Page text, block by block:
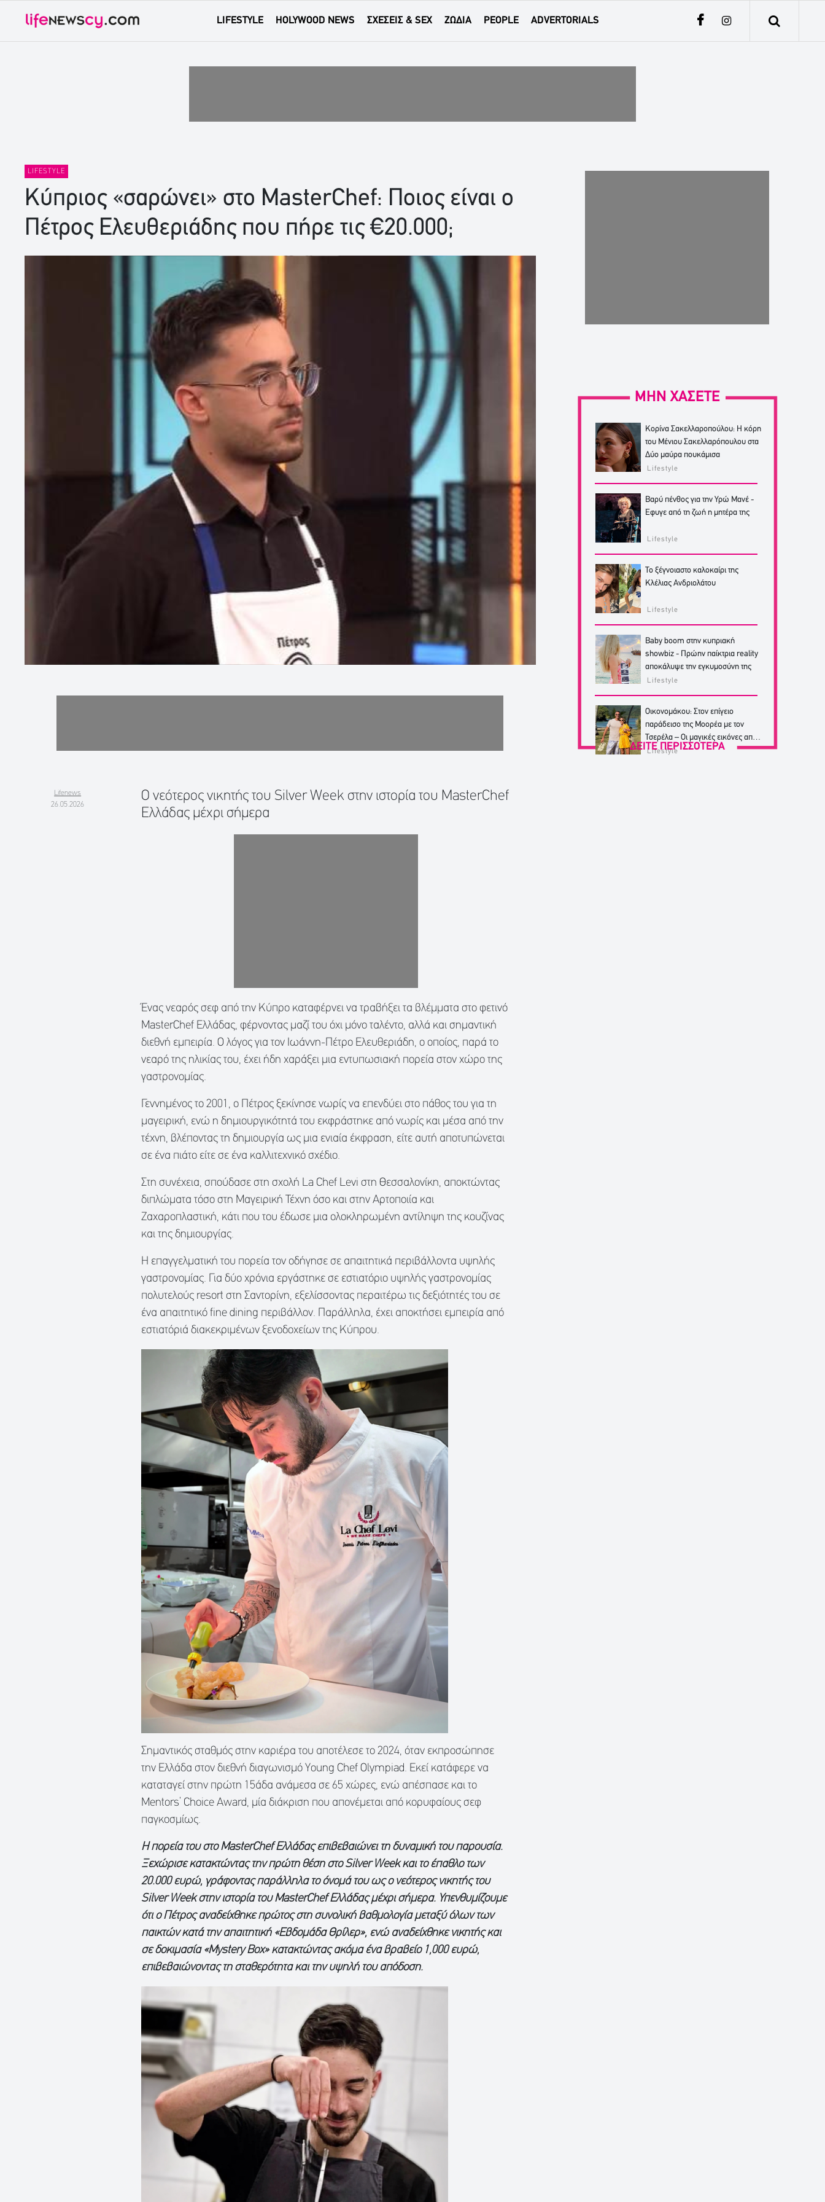
LIFESTYLE HOLYWOOD NEWS ΣΧΕΣΕΙΣ & SEX ΖΩΔΙΑ PEOPLE ADVERTORIALS
LIFESTYLE
Κύπριος «σαρώνει» στο MasterChef: Ποιος είναι ο
Πέτρος Ελευθεριάδης που πήρε τις €20.000;
Lifenews
26.05.2026
O νεότερος νικητής του Silver Week στην ιστορία του MasterChef
Ελλάδας μέχρι σήμερα
Ένας νεαρός σεφ από την Κύπρο καταφέρνει να τραβήξει τα βλέμματα στο φετινό
MasterChef Ελλάδας, φέρνοντας μαζί του όχι μόνο ταλέντο, αλλά και σημαντική
διεθνή εμπειρία. Ο λόγος για τον Ιωάννη-Πέτρο Ελευθεριάδη, ο οποίος, παρά το
νεαρό της ηλικίας του, έχει ήδη χαράξει μια εντυπωσιακή πορεία στον χώρο της
γαστρονομίας.
Γεννημένος το 2001, ο Πέτρος ξεκίνησε νωρίς να επενδύει στο πάθος του για τη
μαγειρική, ενώ η δημιουργικότητά του εκφράστηκε από νωρίς και μέσα από την
τέχνη, βλέποντας τη δημιουργία ως μια ενιαία έκφραση, είτε αυτή αποτυπώνεται
σε ένα πιάτο είτε σε ένα καλλιτεχνικό σχέδιο.
Στη συνέχεια, σπούδασε στη σχολή La Chef Levi στη Θεσσαλονίκη, αποκτώντας
διπλώματα τόσο στη Μαγειρική Τέχνη όσο και στην Αρτοποιία και
Ζαχαροπλαστική, κάτι που του έδωσε μια ολοκληρωμένη αντίληψη της κουζίνας
και της δημιουργίας.
Η επαγγελματική του πορεία τον οδήγησε σε απαιτητικά περιβάλλοντα υψηλής
γαστρονομίας. Για δύο χρόνια εργάστηκε σε εστιατόριο υψηλής γαστρονομίας
πολυτελούς resort στη Σαντορίνη, εξελίσσοντας περαιτέρω τις δεξιότητές του σε
ένα απαιτητικό fine dining περιβάλλον. Παράλληλα, έχει αποκτήσει εμπειρία από
εστιατόριά διακεκριμένων ξενοδοχείων της Κύπρου.
Σημαντικός σταθμός στην καριέρα του αποτέλεσε το 2024, όταν εκπροσώπησε
την Ελλάδα στον διεθνή διαγωνισμό Young Chef Olympiad. Εκεί κατάφερε να
καταταγεί στην πρώτη 15άδα ανάμεσα σε 65 χώρες, ενώ απέσπασε και το
Mentors’ Choice Award, μία διάκριση που απονέμεται από κορυφαίους σεφ
παγκοσμίως.
Η πορεία του στο MasterChef Ελλάδας επιβεβαιώνει τη δυναμική του παρουσία.
Ξεχώρισε κατακτώντας την πρώτη θέση στο Silver Week και το έπαθλο των
20.000 ευρώ, γράφοντας παράλληλα το όνομά του ως ο νεότερος νικητής του
Silver Week στην ιστορία του MasterChef Ελλάδας μέχρι σήμερα. Υπενθυμίζουμε
ότι ο Πέτρος αναδείχθηκε πρώτος στη συνολική βαθμολογία μεταξύ όλων των
παικτών κατά την απαιτητική «Εβδομάδα Θρίλερ», ενώ αναδείχθηκε νικητής και
σε δοκιμασία «Mystery Βox» κατακτώντας ακόμα ένα βραβείο 1,000 ευρώ,
επιβεβαιώνοντας τη σταθερότητα και την υψηλή του απόδοση.
ΜΗΝ ΧΑΣΕΤΕ
Κορίνα Σακελλαροπούλου: Η κόρη
του Μένιου Σακελλαρόπουλου στα
Δύο μαύρα πουκάμισα
Lifestyle
Βαρύ πένθος για την Υρώ Μανέ -
Έφυγε από τη ζωή η μητέρα της
Lifestyle
Το ξέγνοιαστο καλοκαίρι της
Κλέλιας Ανδριολάτου
Lifestyle
Baby boom στην κυπριακή
showbiz - Πρώην παίκτρια reality
αποκάλυψε την εγκυμοσύνη της
Lifestyle
Οικονομάκου: Στον επίγειο
παράδεισο της Μοορέα με τον
Τσερέλα – Οι μαγικές εικόνες από
από το ταξίδι
Lifestyle
ΔΕΙΤΕ ΠΕΡΙΣΣΟΤΕΡΑ